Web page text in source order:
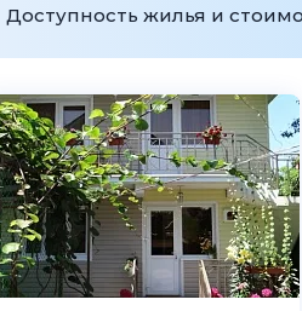
Доступность жилья и